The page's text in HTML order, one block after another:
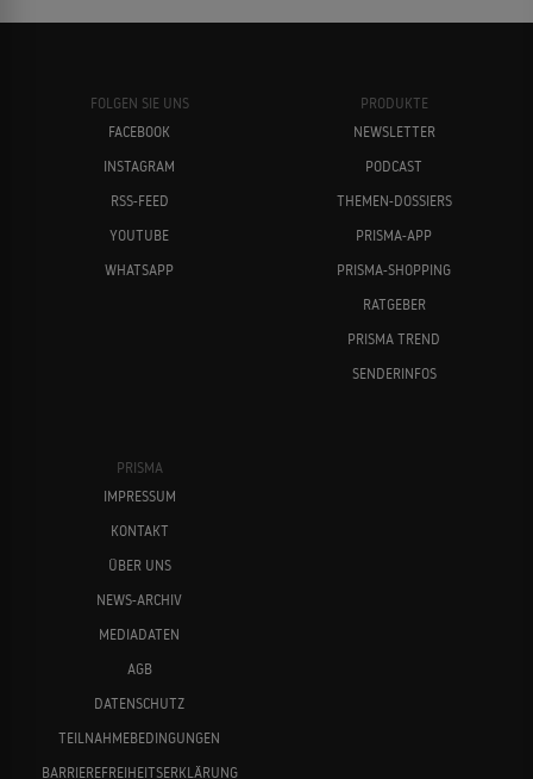
FOLGEN SIE UNS
FACEBOOK
INSTAGRAM
RSS-FEED
YOUTUBE
WHATSAPP
PRODUKTE
NEWSLETTER
PODCAST
THEMEN-DOSSIERS
PRISMA-APP
PRISMA-SHOPPING
RATGEBER
PRISMA TREND
SENDERINFOS
PRISMA
IMPRESSUM
KONTAKT
ÜBER UNS
NEWS-ARCHIV
MEDIADATEN
AGB
DATENSCHUTZ
TEILNAHMEBEDINGUNGEN
BARRIEREFREIHEITSERKLÄRUNG